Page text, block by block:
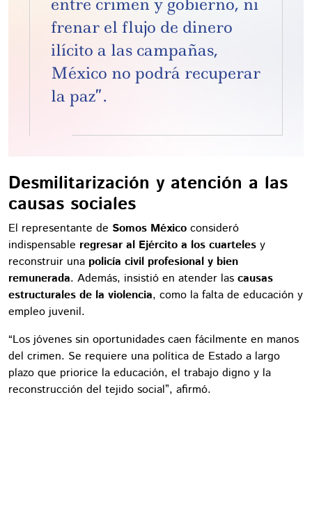
frenar el flujo de dinero
ilícito a las campañas,
México no podrá recuperar
la paz”.
Desmilitarización y atención a las
causas sociales
El representante de Somos México consideró
indispensable regresar al Ejército a los cuarteles y
reconstruir una policía civil profesional y bien
remunerada. Además, insistió en atender las causas
estructurales de la violencia, como la falta de educación y
empleo juvenil.
“Los jóvenes sin oportunidades caen fácilmente en manos
del crimen. Se requiere una política de Estado a largo
plazo que priorice la educación, el trabajo digno y la
reconstrucción del tejido social”, afirmó.